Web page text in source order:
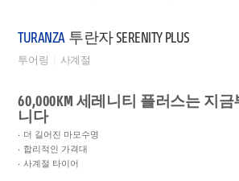
TURANZA 투란자 SERENITY PLUS
투어링 사계절
60,000KM 세레니티 플러스는 지
니다
더 길어진 마모수명
합리적인 가격대
사계절 타이어